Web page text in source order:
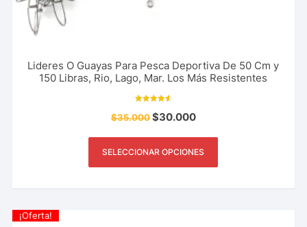
Lideres O Guayas Para Pesca Deportiva De 50 Cm y
150 Libras, Rio, Lago, Mar. Los Más Resistentes
con
4.64
$35.000$30.000
SELECCIONAR OPCIONES
¡Oferta!